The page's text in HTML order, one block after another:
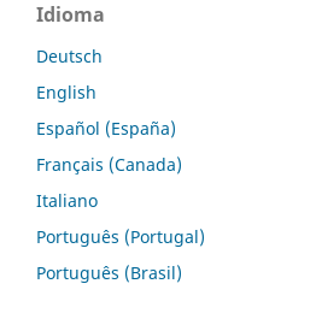
Idioma
Deutsch
English
Español (España)
Français (Canada)
Italiano
Português (Portugal)
Português (Brasil)